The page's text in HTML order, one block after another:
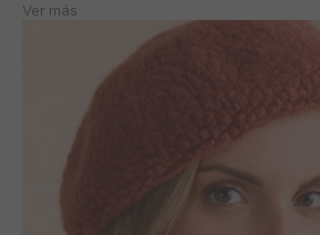
Ver más